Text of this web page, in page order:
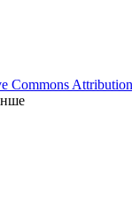
Commons Attribution